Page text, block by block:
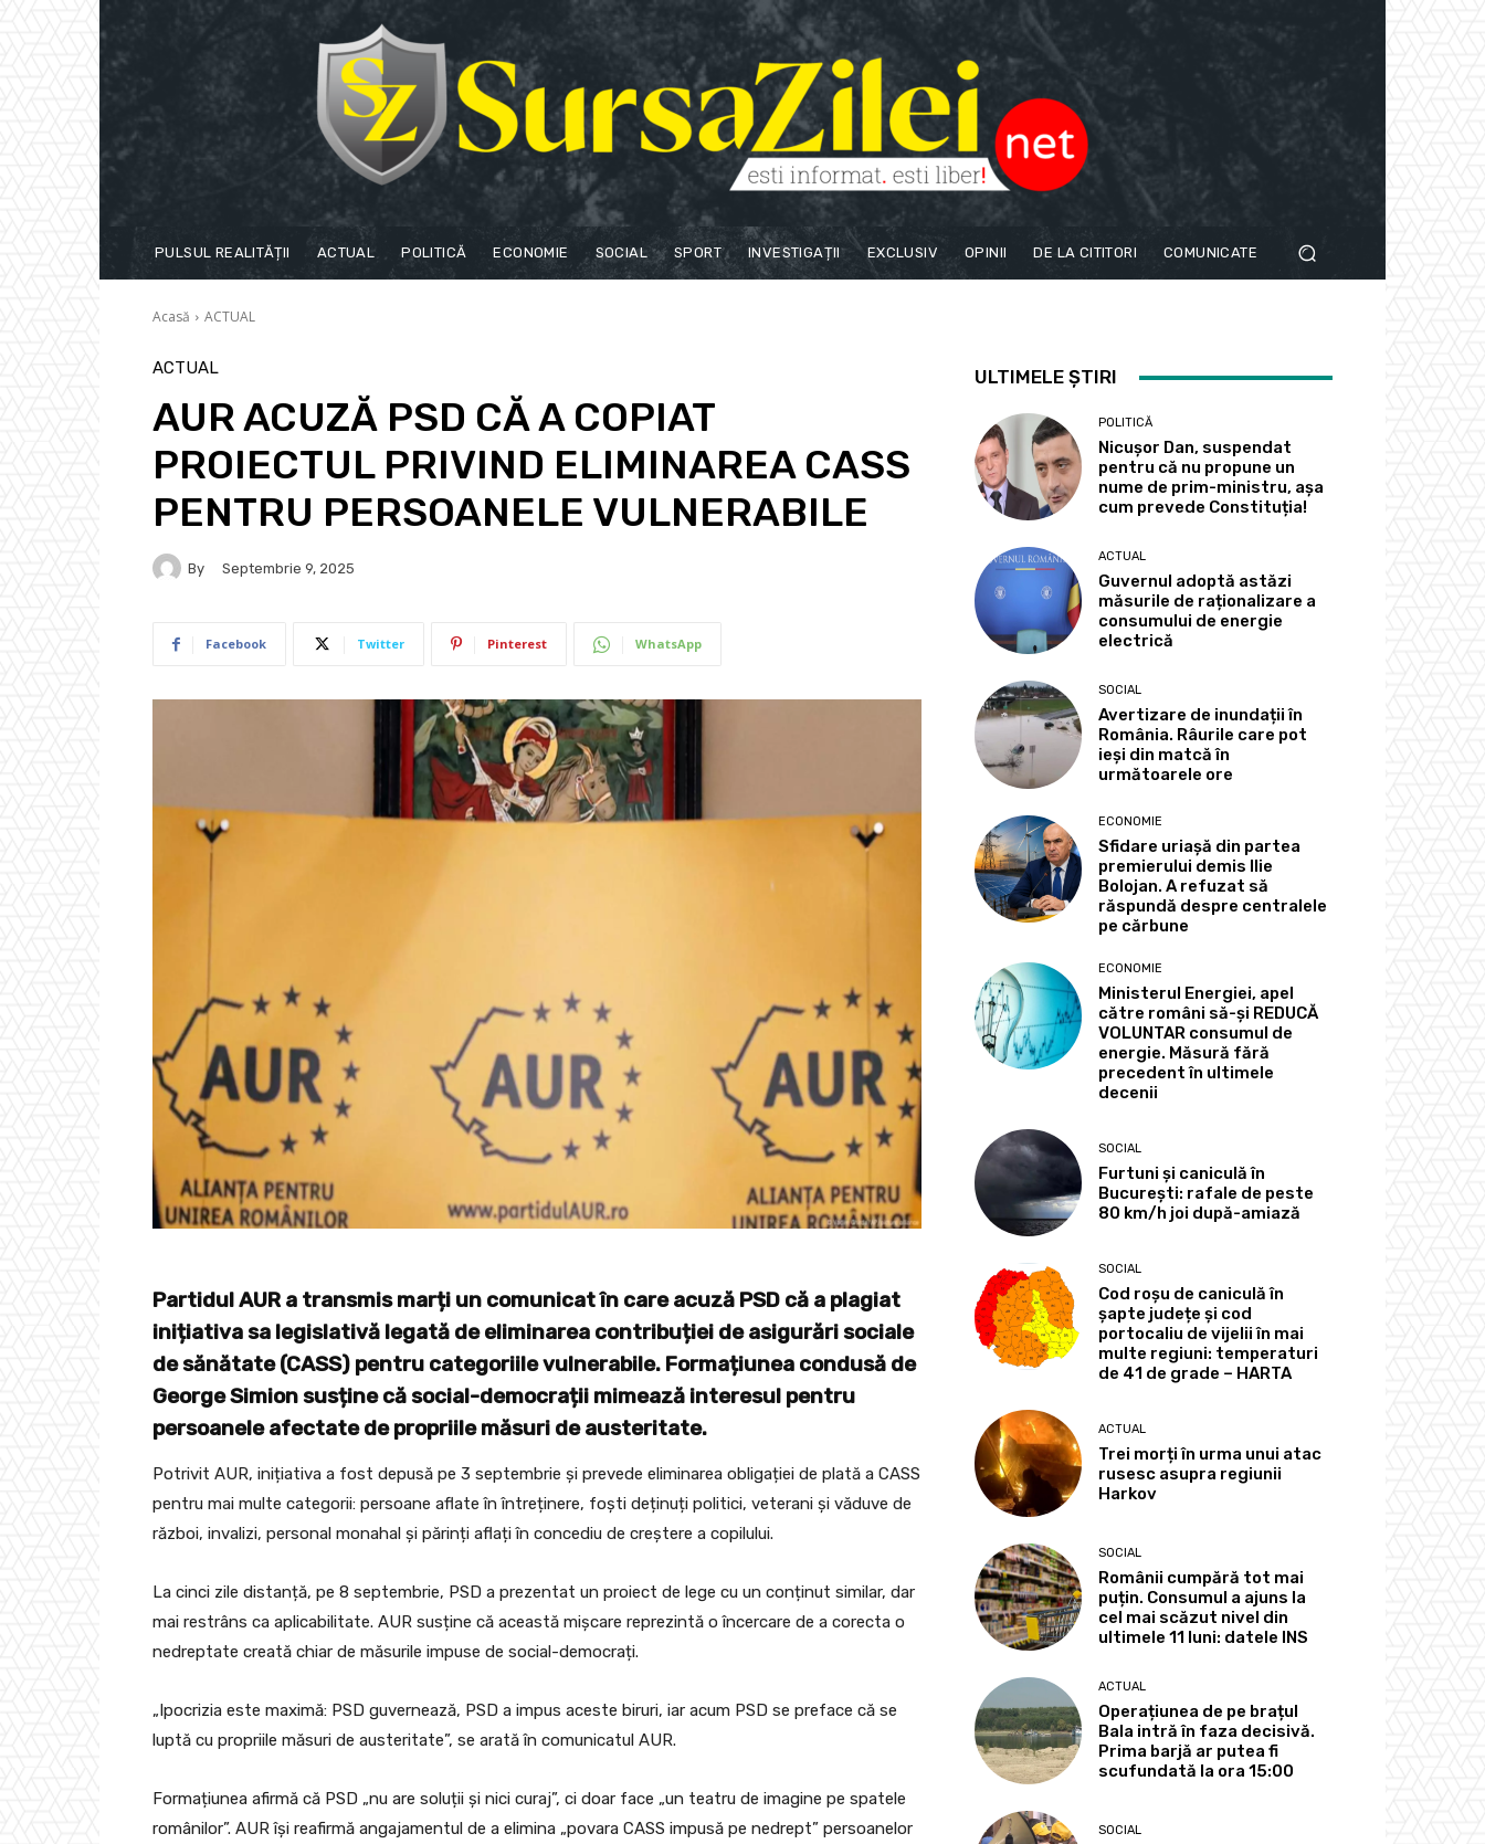
PULSUL REALITĂȚII ACTUAL POLITICĂ ECONOMIE SOCIAL SPORT INVESTIGAȚII EXCLUSIV OPINII DE LA CITITORI COMUNICATE
Acasă ACTUAL
ACTUAL
AUR ACUZĂ PSD CĂ A COPIAT
PROIECTUL PRIVIND ELIMINAREA CASS
PENTRU PERSOANELE VULNERABILE
By Septembrie 9, 2025
Facebook Twitter Pinterest WhatsApp
Partidul AUR a transmis marți un comunicat în care acuză PSD că a plagiat
inițiativa sa legislativă legată de eliminarea contribuției de asigurări sociale
de sănătate (CASS) pentru categoriile vulnerabile. Formațiunea condusă de
George Simion susține că social-democrații mimează interesul pentru
persoanele afectate de propriile măsuri de austeritate.
Potrivit AUR, inițiativa a fost depusă pe 3 septembrie și prevede eliminarea obligației de plată a CASS
pentru mai multe categorii: persoane aflate în întreținere, foști deținuți politici, veterani și văduve de
război, invalizi, personal monahal și părinți aflați în concediu de creștere a copilului.
La cinci zile distanță, pe 8 septembrie, PSD a prezentat un proiect de lege cu un conținut similar, dar
mai restrâns ca aplicabilitate. AUR susține că această mișcare reprezintă o încercare de a corecta o
nedreptate creată chiar de măsurile impuse de social-democrați.
„Ipocrizia este maximă: PSD guvernează, PSD a impus aceste biruri, iar acum PSD se preface că se
luptă cu propriile măsuri de austeritate”, se arată în comunicatul AUR.
Formațiunea afirmă că PSD „nu are soluții și nici curaj”, ci doar face „un teatru de imagine pe spatele
românilor”. AUR își reafirmă angajamentul de a elimina „povara CASS impusă pe nedrept” persoanelor
ULTIMELE ȘTIRI
POLITICĂ
Nicușor Dan, suspendat
pentru că nu propune un
nume de prim-ministru, așa
cum prevede Constituția!
ACTUAL
Guvernul adoptă astăzi
măsurile de raționalizare a
consumului de energie
electrică
SOCIAL
Avertizare de inundații în
România. Râurile care pot
ieși din matcă în
următoarele ore
ECONOMIE
Sfidare uriașă din partea
premierului demis Ilie
Bolojan. A refuzat să
răspundă despre centralele
pe cărbune
ECONOMIE
Ministerul Energiei, apel
către români să-și REDUCĂ
VOLUNTAR consumul de
energie. Măsură fără
precedent în ultimele
decenii
SOCIAL
Furtuni și caniculă în
București: rafale de peste
80 km/h joi după-amiază
SOCIAL
Cod roșu de caniculă în
șapte județe și cod
portocaliu de vijelii în mai
multe regiuni: temperaturi
de 41 de grade – HARTA
ACTUAL
Trei morți în urma unui atac
rusesc asupra regiunii
Harkov
SOCIAL
Românii cumpără tot mai
puțin. Consumul a ajuns la
cel mai scăzut nivel din
ultimele 11 luni: datele INS
ACTUAL
Operațiunea de pe brațul
Bala intră în faza decisivă.
Prima barjă ar putea fi
scufundată la ora 15:00
SOCIAL